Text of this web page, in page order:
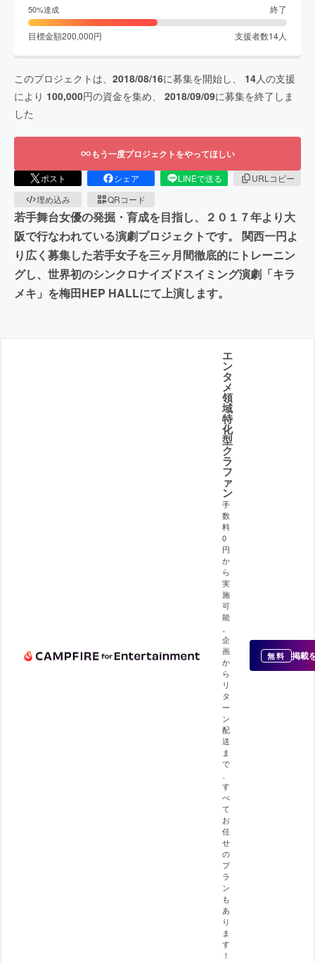
50%達成 終了
目標金額200,000円 支援者数14人
このプロジェクトは、 2018/08/16に募集を開始し、 14人の支援
により 100,000円の資金を集め、 2018/09/09に募集を終了しま
した
もう一度プロジェクトをやってほしい
ポスト シェア LINEで送る
URLコピー
埋め込み
QRコード
若手舞台女優の発掘・育成を目指し、２０１７年より大
阪で行なわれている演劇プロジェクトです。 関西一円よ
り広く募集した若手女子を三ヶ月間徹底的にトレーニン
グし、世界初のシンクロナイズドスイミング演劇「キラ
メキ」を梅田HEP HALLにて上演します。
エ
ン
タ
メ
領
域
特
化
型
ク
ラ
フ
ァ
ン
手
数
料
0
円
か
ら
実
施
可
能
。
企
画
か
ら
リ
タ
ー
ン
配
送
ま
で
、
す
べ
て
お
任
せ
の
プ
ラ
ン
も
あ
り
ま
す
！
無料 掲載